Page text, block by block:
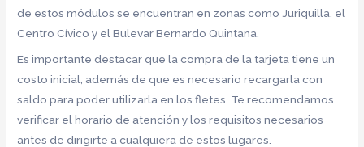
de estos módulos se encuentran en zonas como Juriquilla, el
Centro Cívico y el Bulevar Bernardo Quintana.
Es importante destacar que la compra de la tarjeta tiene un
costo inicial, además de que es necesario recargarla con
saldo para poder utilizarla en los fletes. Te recomendamos
verificar el horario de atención y los requisitos necesarios
antes de dirigirte a cualquiera de estos lugares.